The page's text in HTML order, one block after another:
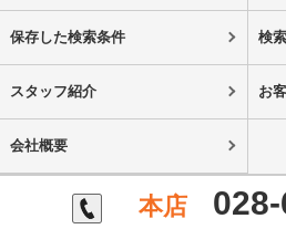
保存した検索条件 検
スタッフ紹介 お
会社概要
本店